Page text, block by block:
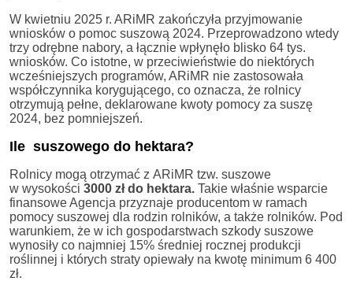
W kwietniu 2025 r. ARiMR zakończyła przyjmowanie
wniosków o pomoc suszową 2024. Przeprowadzono wtedy
trzy odrębne nabory, a łącznie wpłynęło blisko 64 tys.
wniosków. Co istotne, w przeciwieństwie do niektórych
wcześniejszych programów, ARiMR nie zastosowała
współczynnika korygującego, co oznacza, że rolnicy
otrzymują pełne, deklarowane kwoty pomocy za suszę
2024, bez pomniejszeń.
Ile suszowego do hektara?
Rolnicy mogą otrzymać z ARiMR tzw. suszowe
w wysokości 3000 zł do hektara. Takie właśnie wsparcie
finansowe Agencja przyznaje producentom w ramach
pomocy suszowej dla rodzin rolników, a także rolników. Pod
warunkiem, że w ich gospodarstwach szkody suszowe
wynosiły co najmniej 15% średniej rocznej produkcji
roślinnej i których straty opiewały na kwotę minimum 6 400
zł.